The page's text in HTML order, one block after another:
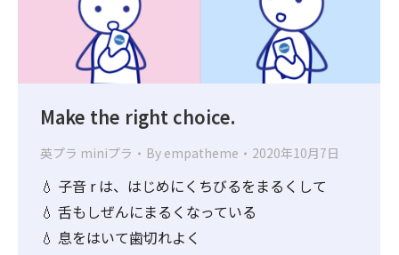
Make the right choice.
英プラ miniプラ By empatheme 2020年10月7日
💧 子音 r は、はじめにくちびるをまるくして
💧 舌もしぜんにまるくなっている
💧 息をはいて歯切れよく